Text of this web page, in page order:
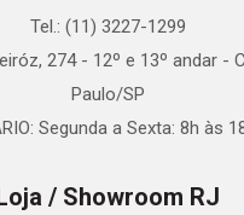
Tel.: (11) 3227-1299
274 - 12º e 13º andar -
Paulo/SP
Segunda a Sexta: 8h às
/ Showroom RJ